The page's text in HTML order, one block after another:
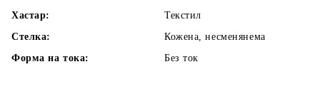
Хастар:
Текстил
Стелка:
Кожена, несменянема
Форма на тока:
Без ток